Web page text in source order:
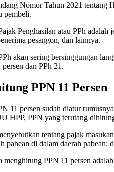
Nomor Tahun 2021 tentang
pembeli.
Penghasilan atau PPh
pesangon, dan lainnya.
akan sering bersinggungan
dan PPh 21.
PPN 11 Persen
11 persen sudah diatur
HPP, PPN yang terutang
tentang pajak
pabean di dalam daerah
menghitung PPN 11 persen